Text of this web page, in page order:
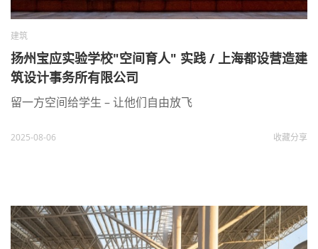
建筑
扬州宝应实验学校"空间育人" 实践 / 上海都设营造建
筑设计事务所有限公司
留一方空间给学生 – 让他们自由放飞
2025-08-06 收藏分享